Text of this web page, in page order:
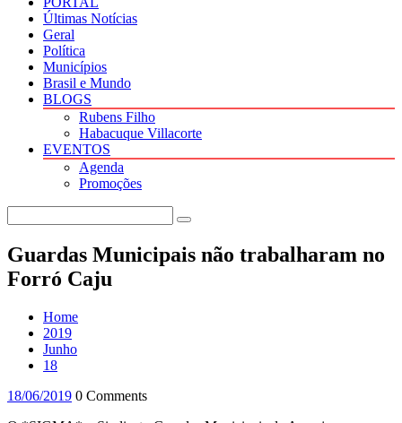
Últimas Notícias
Geral
Política
Municípios
Brasil e Mundo
BLOGS
Rubens Filho
Habacuque Villacorte
EVENTOS
Agenda
Promoções
Guardas Municipais não trabalharam no
Forró Caju
Home
2019
Junho
18
18/06/2019 0 Comments